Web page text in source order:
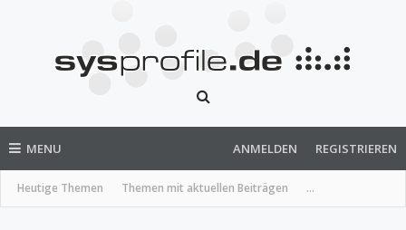
MENU
Heutige Themen Themen mit aktuellen Beiträgen ...
ANMELDEN REGISTRIEREN